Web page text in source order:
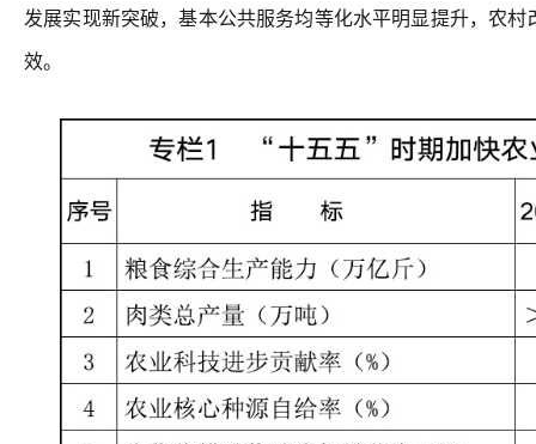
发展实现新突破，基本公共服务均等化水平明显提升，农
效。